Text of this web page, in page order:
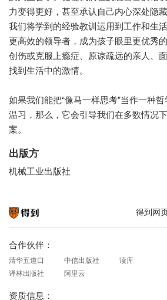
力变得更好，甚至承认自己内心深处隐
我们将学到的经验教训运用到工作和生
更高效的领导者，成为孩子眼里更优秀
创伤或克服上瘾症、原谅疏远的亲人、
找到生活中的激情。
如果我们能把“像马一样思考”当作一种
温习，那么，它会引导我们在多数情况
案。
出版方
机械工业出版社
得到网
合作伙伴：
清华五道口 中信出版社 读库
译林出版社
阿里云
资质信息：